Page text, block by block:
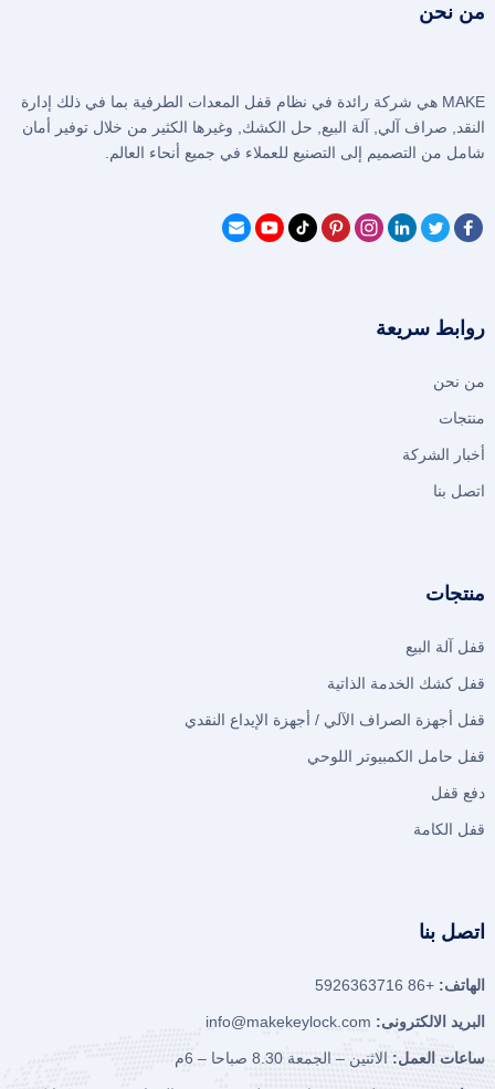
من نحن
MAKE هي شركة رائدة في نظام قفل المعدات الطرفية بما في ذلك إدارة
النقد, صراف آلي, آلة البيع, حل الكشك, وغيرها الكثير من خلال توفير أمان
شامل من التصميم إلى التصنيع للعملاء في جميع أنحاء العالم.
روابط سريعة
من نحن
منتجات
أخبار الشركة
اتصل بنا
منتجات
قفل آلة البيع
قفل كشك الخدمة الذاتية
قفل أجهزة الصراف الآلي / أجهزة الإيداع النقدي
قفل حامل الكمبيوتر اللوحي
دفع قفل
قفل الكامة
اتصل بنا
الهاتف: +86 5926363716
البريد الالكترونى: info@makekeylock.com
ساعات العمل: الاثنين – الجمعة 8.30 صباحا – 6م